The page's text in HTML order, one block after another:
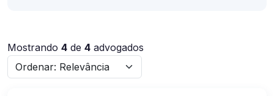
Mostrando 4 de 4 advogados